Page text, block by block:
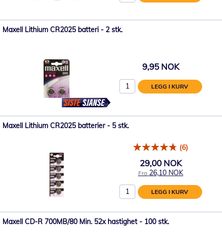
Maxell Lithium CR2025 batteri - 2 stk.
9,95 NOK
LEGG I KURV
Maxell Lithium CR2025 batterier - 5 stk.
(6)
29,00 NOK
Fra 26,10 NOK
LEGG I KURV
Maxell CD-R 700MB/80 Min. 52x hastighet - 100 stk.